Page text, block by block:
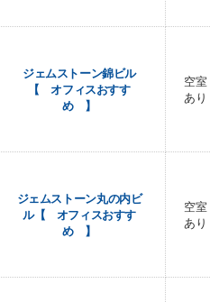
ジェムストーン錦ビル
【 オフィスおすす
め 】
空室
あり
ジェムストーン丸の内ビ
ル【 オフィスおすす
め 】
空室
あり